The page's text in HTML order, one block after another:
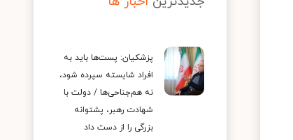
پزشکیان: پست‌ها باید به
افراد شایسته سپرده شود،
نه هم‌جناحی‌ها / دولت با
شهادت رهبر، پشتوانه
بزرگی را از دست داد